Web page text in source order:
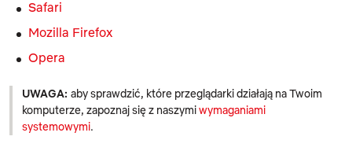
Safari
Mozilla Firefox
Opera
UWAGA: aby sprawdzić, które przeglądarki działają na Twoim
komputerze, zapoznaj się z naszymiwymaganiami
systemowymi.